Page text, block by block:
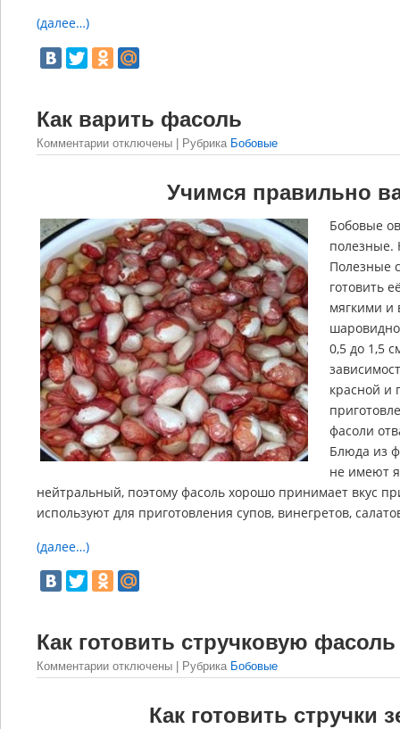
(далее…)
Как варить фасоль
Комментарии отключены | Рубрика Бобовые
Учимся правильно
Бобовые
полезные.
Полезные
готовить
мягкими и
0,5 до 1,5
красной и
фасоли
Блюда из
не имеют
нейтральный, поэтому фасоль хорошо принимает вкус
используют для приготовления супов, винегретов,
(далее…)
Как готовить стручковую фасоль
Комментарии отключены | Рубрика Бобовые
Как готовить стручки